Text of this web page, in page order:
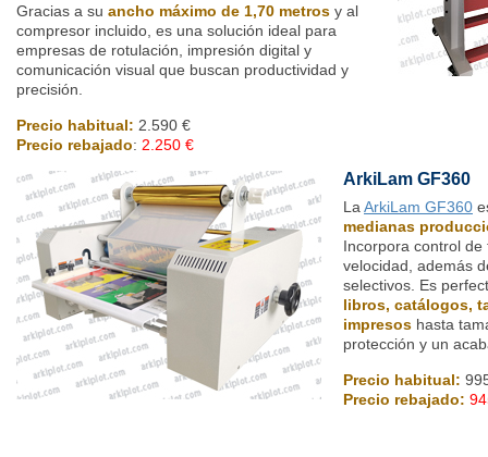
Gracias a su ancho máximo de 1,70 metros y al
compresor incluido, es una solución ideal para
empresas de rotulación, impresión digital y
comunicación visual que buscan productividad y
precisión.
Precio habitual: 2.590 €
Precio rebajado: 2.250 €
ArkiLam GF360
La ArkiLam GF360
medianas
Incorpora control
velocidad, además
selectivos. Es
libros, catálogos,
impresos hasta
protección y un
Precio habitual:
Precio rebajado: